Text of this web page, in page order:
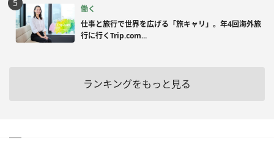
働く
仕事と旅行で世界を広げる「旅キャリ」。年4回海外旅
行に行くTrip.com...
ランキングをもっと見る